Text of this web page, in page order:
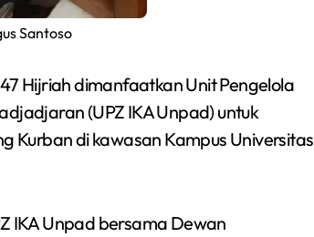
Santoso
Hijriah dimanfaatkan Unit Pengelola
(UPZ IKA Unpad) untuk
Kurban di kawasan Kampus Universitas
IKA Unpad bersama Dewan
Siswa SMPN 1
Cikarang Selatan Raih
Medali Perak di
Kejuaraan Sambo
Open Gubernur Cup
Redaksi Bekasi Today Jul 30, 2026